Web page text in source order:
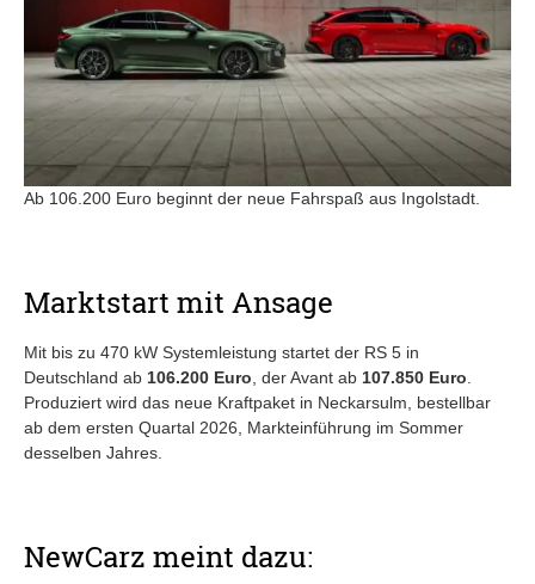
Ab 106.200 Euro beginnt der neue Fahrspaß aus Ingolstadt.
Marktstart mit Ansage
Mit bis zu 470 kW Systemleistung startet der RS 5 in
Deutschland ab 106.200 Euro, der Avant ab 107.850 Euro.
Produziert wird das neue Kraftpaket in Neckarsulm, bestellbar
ab dem ersten Quartal 2026, Markteinführung im Sommer
desselben Jahres.
NewCarz meint dazu: